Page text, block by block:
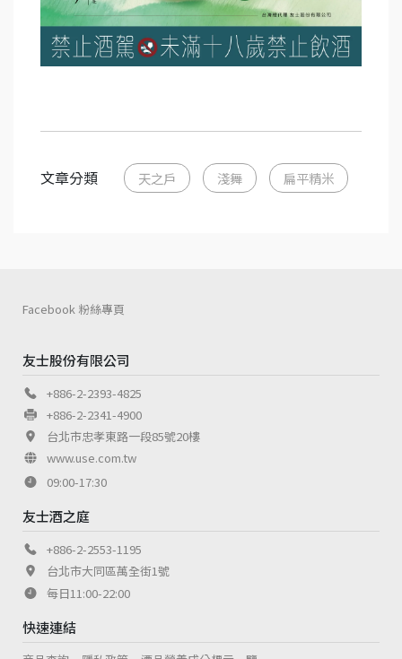
文章分類 天之戶 淺舞 扁平精米
友士股份有限公司
+886-2-2393-4825
+886-2-2341-4900
台北市忠孝東路一段85號20樓
www.use.com.tw
09:00-17:30
友士酒之庭
+886-2-2553-1195
台北市大同區萬全街1號
每日11:00-22:00
快速連結
Facebook 粉絲專頁